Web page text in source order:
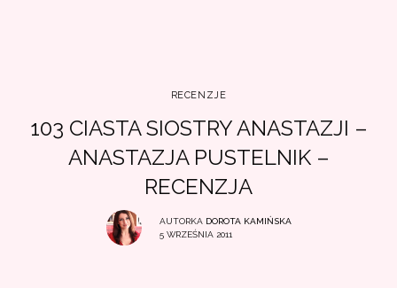
RECENZJE
103 CIASTA SIOSTRY ANASTAZJI –
ANASTAZJA PUSTELNIK –
RECENZJA
AUTORKA DOROTA KAMIŃSKA
5 WRZEŚNIA 2011